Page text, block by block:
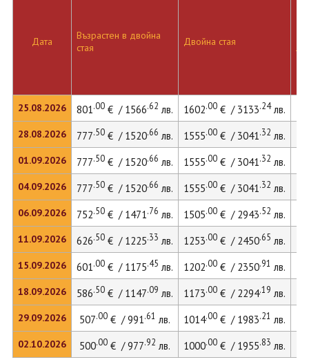
Дата
25.08.2026
28.08.2026
01.09.2026
04.09.2026
06.09.2026
11.09.2026
15.09.2026
18.09.2026
29.09.2026
02.10.2026
Възрастен в двойна
стая
Двойна стая
801.00€ / 1566.62 лв. 1602.00€ / 3133.24лв.
777.50€ / 1520.66 лв. 1555.00€ / 3041.32 лв.
777.50€ / 1520.66 лв. 1555.00€ / 3041.32 лв.
777.50€ / 1520.66 лв. 1555.00€ / 3041.32 лв.
752.50€ / 1471.76 лв. 1505.00€ / 2943.52 лв.
626.50€ / 1225.33 лв. 1253.00€ / 2450.65 лв.
601.00€ / 1175.45 лв. 1202.00€ / 2350.91 лв.
586.50€ / 1147.09 лв. 1173.00€ / 2294.19 лв.
507.00€ / 991.61 лв. 1014.00€ / 1983.21 лв.
500.00€ / 977.92 лв. 1000.00€ / 1955.83 лв.